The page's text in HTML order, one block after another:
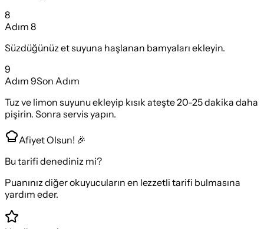
8
Adım 8
Süzdüğünüz et suyuna haşlanan bamyaları ekleyin.
9
Adım 9Son Adım
Tuz ve limon suyunu ekleyip kısık ateşte 20-25 dakika daha
pişirin. Sonra servis yapın.
Afiyet Olsun! 🎉
Bu tarifi denediniz mi?
Puanınız diğer okuyucuların en lezzetli tarifi bulmasına
yardım eder.